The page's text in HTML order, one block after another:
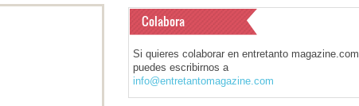
Colabora
Si quieres colaborar en entretanto magazine.com
puedes escribirnos a
info@entretantomagazine.com